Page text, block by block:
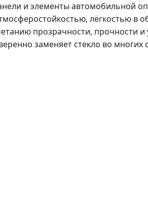
и элементы автомобильной
лёгкостью в
прозрачности, прочности
заменяет стекло во многих